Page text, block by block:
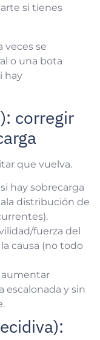
si tienes
veces se
o una bota
hay
corregir
que vuelva.
si hay sobrecarga
distribución de
fuerza del
causa (no todo
aumentar
y sin